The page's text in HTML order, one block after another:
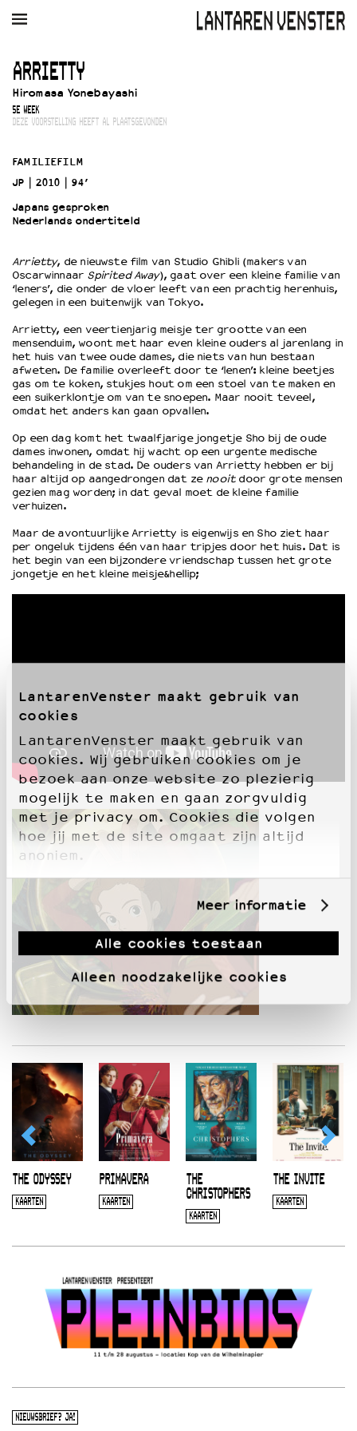
LantarenVenster maakt gebruik van
cookies
LantarenVenster maakt gebruik van
cookies. Wij gebruiken cookies om je
bezoek aan onze website zo plezierig
mogelijk te maken en gaan zorgvuldig
met je privacy om. Cookies die volgen
hoe jij met de site omgaat zijn altijd
anoniem.
Meer informatie
Alle cookies toestaan
Alleen noodzakelijke cookies
AGENDA FILM
Winkelmandje
Zoek
Openingstijden & contact
Bereikbaarheid
EDUCATIE
Schoolvoorstellingen
Filmprogramma’s Primair Onderwijs
Speciale educatieprogramma’s
OVER LANTARENVENSTER
Wat we doen
Werken bij
Wie is wie
Word vriend
Historie
Huisregels
Privacyverklaring
Integriteits- en gedragscode
Duurzaamheid
ARRIETTY
Hiromasa Yonebayashi
5E WEEK
DEZE VOORSTELLING HEEFT AL PLAATSGEVONDEN
FAMILIEFILM
JP
2010
94’
Japans gesproken
Nederlands ondertiteld
Arrietty, de nieuwste film van Studio Ghibli (makers van
Oscarwinnaar Spirited Away), gaat over een kleine familie van
‘leners’, die onder de vloer leeft van een prachtig herenhuis,
gelegen in een buitenwijk van Tokyo.
Arrietty, een veertienjarig meisje ter grootte van een
mensenduim, woont met haar even kleine ouders al jarenlang in
het huis van twee oude dames, die niets van hun bestaan
afweten. De familie overleeft door te ‘lenen’: kleine beetjes
gas om te koken, stukjes hout om een stoel van te maken en
een suikerklontje om van te snoepen. Maar nooit teveel,
omdat het anders kan gaan opvallen.
Op een dag komt het twaalfjarige jongetje Sho bij de oude
dames inwonen, omdat hij wacht op een urgente medische
behandeling in de stad. De ouders van Arrietty hebben er bij
haar altijd op aangedrongen dat ze nooitdoor grote mensen
gezien mag worden; in dat geval moet de kleine familie
verhuizen.
Maar de avontuurlijke Arrietty is eigenwijs en Sho ziet haar
per ongeluk tijdens één van haar tripjes door het huis. Dat is
het begin van een bijzondere vriendschap tussen het grote
jongetje en het kleine meisje&hellip;
THE ODYSSEY
KAARTEN
PRIMAVERA
KAARTEN
THE
CHRISTOPHERS
KAARTEN
THE INVITE
KAARTEN
NIEUWSBRIEF? JA!